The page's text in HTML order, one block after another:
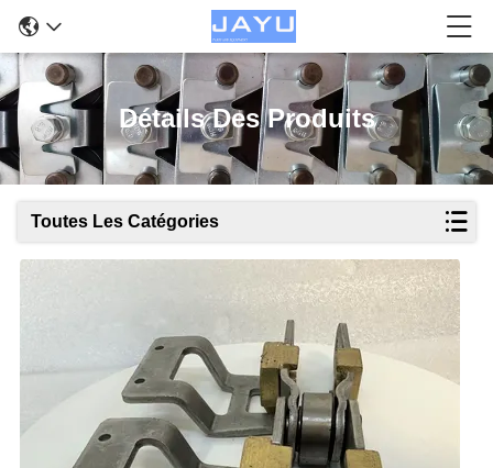
Détails Des Produits
Toutes Les Catégories